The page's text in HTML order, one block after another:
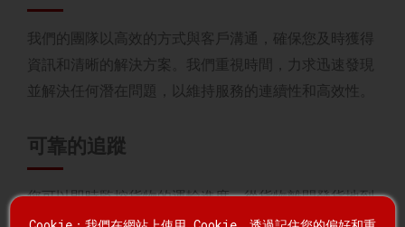
我們的團隊以高效的方式與客戶溝通，確保您及時獲得
資訊和清晰的解決方案。我們重視時間，力求迅速發現
並解決任何潛在問題，以維持服務的連續性和高效性。
可靠的追蹤
您可以即時監控貨物的運輸進度，從貨物離開發貨地到
送達您家門口。